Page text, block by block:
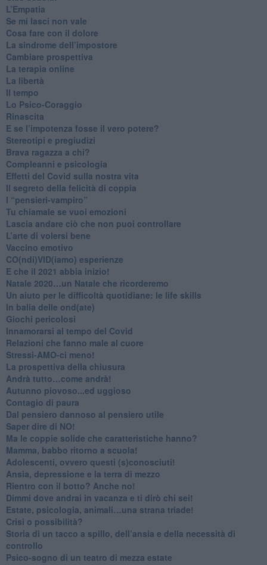
​L’Empatia
​Se mi lasci non vale
Cosa fare con il dolore
​La sindrome dell’impostore
​Cambiare prospettiva
La terapia online
La libertà
​Il tempo
​Lo Psico-Coraggio
Rinascita
​E se l’impotenza fosse il vero potere?
Stereotipi e pregiudizi
​Brava ragazza a chi?
​Compleanni e psicologia
Effetti del Covid sulla nostra vita
Il segreto della felicità di coppia
​I “pensieri-vampiro”
​Tu chiamale se vuoi emozioni
​Lascia andare ciò che non puoi controllare
L’arte di volersi bene
​Vaccino emotivo
CO(ndi)VID(iamo) esperienze
​E che il 2021 abbia inizio!
​Natale 2020…un Natale che ricorderemo
Un aiuto per le difficoltà quotidiane: le life skills
​In balia delle ond(ate)
Giochi pericolosi
Innamorarsi al tempo del Covid
​Relazioni che fanno male al cuore
​Stressi-AMO-ci meno!
​La prospettiva della chiusura
​Andrà tutto…come andrà!
Autunno piovoso...ed uggioso
​Contagio di paura
​Dal pensiero dannoso al pensiero utile
​Saper dire di NO!
​Ma le coppie solide che caratteristiche hanno?
​Mamma, babbo ritorno a scuola!
Adolescenti, ovvero questi (s)conosciuti!
Ansia, depressione e la terra di mezzo
​Rientro con il botto? Anche no!
Dimmi dove andrai in vacanza e ti dirò chi sei!
​Estate, psicologia, animali…una strana triade!
​Crisi o possibilità?
​Storia di un tacco a spillo, dell’ansia e della necessità di
controllo
​Psico-sogno di un teatro di mezza estate